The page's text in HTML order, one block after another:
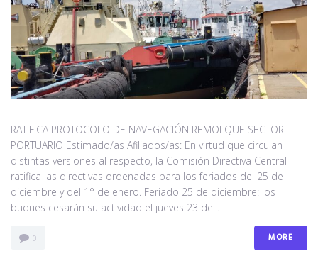
RATIFICA PROTOCOLO DE NAVEGACIÓN REMOLQUE SECTOR
PORTUARIO Estimado/as Afiliados/as: En virtud que circulan
distintas versiones al respecto, la Comisión Directiva Central
ratifica las directivas ordenadas para los feriados del 25 de
diciembre y del 1° de enero. Feriado 25 de diciembre: los
buques cesarán su actividad el jueves 23 de...
0 MORE